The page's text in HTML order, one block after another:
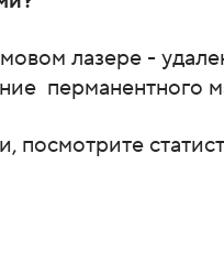
лазере -
перманентного